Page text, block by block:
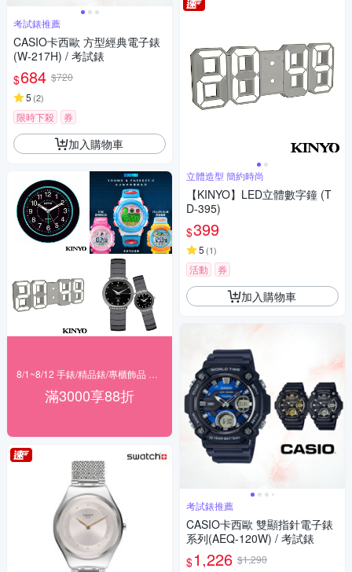
考試錶推薦
CASIO卡西歐 方型經典電子錶
(W-217H) / 考試錶
$684 $720
5 (2)
限時下殺 券
加入購物車
滿3000享88折
立體造型 簡約時尚
【KINYO】LED立體數字鐘 (T
D-395)
$399
5 (1)
活動 券
加入購物車
考試錶推薦
CASIO卡西歐 雙顯指針電子錶
系列(AEQ-120W) / 考試錶
$1,226 $1,290